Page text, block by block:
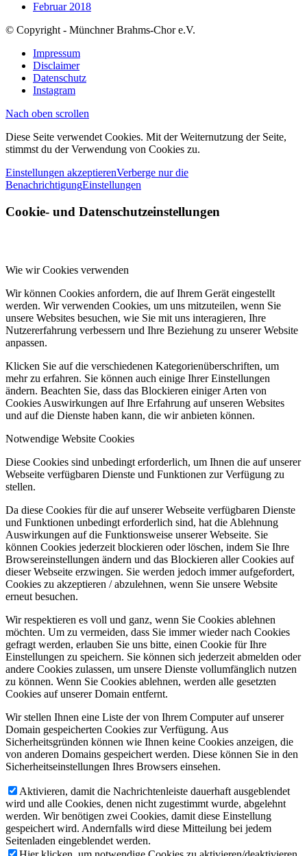
Februar 2018
© Copyright - Münchner Brahms-Chor e.V.
Impressum
Disclaimer
Datenschutz
Instagram
Nach oben scrollen
Diese Seite verwendet Cookies. Mit der Weiternutzung der Seite,
stimmst du der Verwendung von Cookies zu.
Einstellungen akzeptierenVerberge nur die
BenachrichtigungEinstellungen
Cookie- und Datenschutzeinstellungen
Wie wir Cookies verwenden
Wir können Cookies anfordern, die auf Ihrem Gerät eingestellt
werden. Wir verwenden Cookies, um uns mitzuteilen, wenn Sie
unsere Websites besuchen, wie Sie mit uns interagieren, Ihre
Nutzererfahrung verbessern und Ihre Beziehung zu unserer Website
anpassen.
Klicken Sie auf die verschiedenen Kategorienüberschriften, um
mehr zu erfahren. Sie können auch einige Ihrer Einstellungen
ändern. Beachten Sie, dass das Blockieren einiger Arten von
Cookies Auswirkungen auf Ihre Erfahrung auf unseren Websites
und auf die Dienste haben kann, die wir anbieten können.
Notwendige Website Cookies
Diese Cookies sind unbedingt erforderlich, um Ihnen die auf unserer
Webseite verfügbaren Dienste und Funktionen zur Verfügung zu
stellen.
Da diese Cookies für die auf unserer Webseite verfügbaren Dienste
und Funktionen unbedingt erforderlich sind, hat die Ablehnung
Auswirkungen auf die Funktionsweise unserer Webseite. Sie
können Cookies jederzeit blockieren oder löschen, indem Sie Ihre
Browsereinstellungen ändern und das Blockieren aller Cookies auf
dieser Webseite erzwingen. Sie werden jedoch immer aufgefordert,
Cookies zu akzeptieren / abzulehnen, wenn Sie unsere Website
erneut besuchen.
Wir respektieren es voll und ganz, wenn Sie Cookies ablehnen
möchten. Um zu vermeiden, dass Sie immer wieder nach Cookies
gefragt werden, erlauben Sie uns bitte, einen Cookie für Ihre
Einstellungen zu speichern. Sie können sich jederzeit abmelden oder
andere Cookies zulassen, um unsere Dienste vollumfänglich nutzen
zu können. Wenn Sie Cookies ablehnen, werden alle gesetzten
Cookies auf unserer Domain entfernt.
Wir stellen Ihnen eine Liste der von Ihrem Computer auf unserer
Domain gespeicherten Cookies zur Verfügung. Aus
Sicherheitsgründen können wie Ihnen keine Cookies anzeigen, die
von anderen Domains gespeichert werden. Diese können Sie in den
Sicherheitseinstellungen Ihres Browsers einsehen.
Aktivieren, damit die Nachrichtenleiste dauerhaft ausgeblendet
wird und alle Cookies, denen nicht zugestimmt wurde, abgelehnt
werden. Wir benötigen zwei Cookies, damit diese Einstellung
gespeichert wird. Andernfalls wird diese Mitteilung bei jedem
Seitenladen eingeblendet werden.